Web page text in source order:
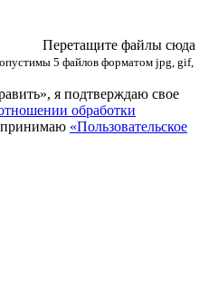
Перетащите файлы сюда
5 файлов форматом jpg, gif,
я подтверждаю свое
обработки
«Пользовательское